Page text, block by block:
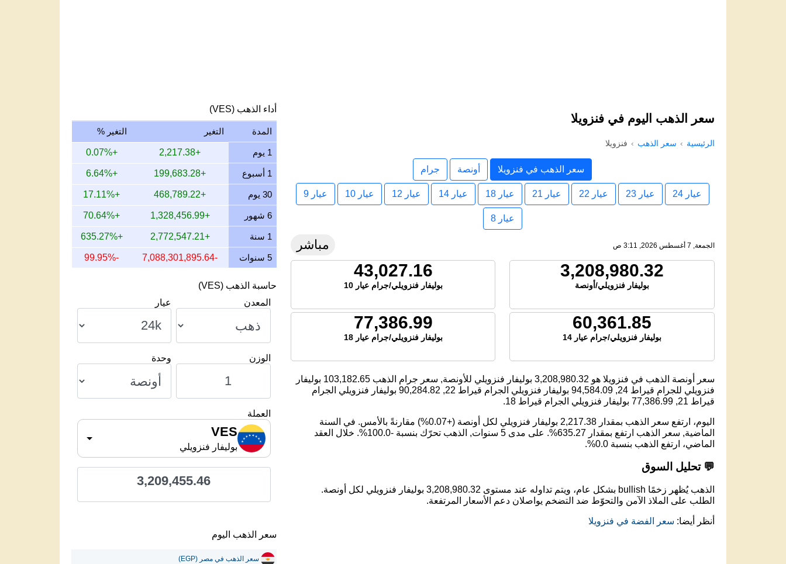
سعر الذهب اليوم في فنزويلا
الرئيسية سعر الذهب فنزويلا
سعر الذهب في فنزويلا أونصة جرام
عيار 24 عيار 23 عيار 22 عيار 21 عيار 18 عيار 14 عيار 12 عيار 10 عيار 9
عيار 8
الجمعة, 7 أغسطس 2026, 3:11 ص مباشر
3,208,980.32
بوليفار فنزويلي/أونصة
43,027.16
بوليفار فنزويلي/جرام عيار 10
60,361.85
بوليفار فنزويلي/جرام عيار 14
77,386.99
بوليفار فنزويلي/جرام عيار 18
سعر أونصة الذهب في فنزويلا هو 3,208,980.32 بوليفار فنزويلي للأونصة, سعر جرام الذهب 103,182.65 بوليفار
فنزويلي للجرام قيراط 24,
94,584.09 بوليفار فنزويلي الجرام قيراط 22, 90,284.82 بوليفار فنزويلي الجرام
قيراط 21,
77,386.99 بوليفار فنزويلي الجرام قيراط 18.
اليوم، ارتفع سعر الذهب بمقدار 2,217.38 بوليفار فنزويلي لكل أونصة (+0.07%) مقارنةً بالأمس. في السنة
الماضية, سعر الذهب ارتفع بمقدار 635.27%. على مدى 5 سنوات, الذهب تحرّك بنسبة -100.0%. خلال العقد
الماضي، ارتفع الذهب بنسبة 0.0%.
💬 تحليل السوق
الذهب يُظهر زخمًا bullish بشكل عام، ويتم تداوله عند مستوى 3,208,980.32 بوليفار فنزويلي لكل أونصة.
الطلب على الملاذ الآمن والتحوّط ضد التضخم يواصلان دعم الأسعار المرتفعة.
أنظر أيضا: سعر الفضة في فنزويلا
أداء الذهب (VES)
المدة التغير التغير %
1 يوم +2,217.38
+0.07%
1 أسبوع +199,683.28
+6.64%
30 يوم +468,789.22
+17.11%
6 شهور +1,328,456.99
+70.64%
1 سنة +2,772,547.21
+635.27%
5 سنوات -7,088,301,895.64
-99.95%
حاسبة الذهب (VES)
المعدن
عيار
الوزن وحدة
العملة
VES
بوليفار فنزويلي
3,209,455.46
سعر الذهب اليوم
سعر الذهب في مصر (EGP)